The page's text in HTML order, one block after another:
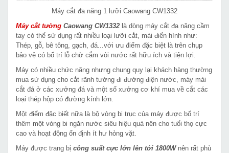
Máy cắt đa năng 1 lưỡi Caowang CW1332
Máy cắt tường Caowang CW1332 là dòng máy cắt đa năng cầm
tay có thể sử dụng rất nhiều loại lưỡi cắt, mài điển hình như:
Thép, gỗ, bê tông, gạch, đá...với ưu điểm đặc biệt là trên chụp
bảo vệ có bố trí lỗ chờ cắm vòi nước rất hữu ích và tiện lợi.
Máy có nhiều chức năng nhưng chung quy lại khách hàng thường
mua sử dụng cho cắt rãnh tường đi đường điện nước, máy mài
cắt đá ở các xưởng đá và một số xưởng cơ khí mua về cắt các
loại thép hộp có đường kính lớn.
Một điểm đặc biết nữa là bộ vòng bi trục của máy được bố trí
thêm một vòng bi ngăn nước siêu hiệu quả nên cho tuổi thọ cực
cao và hoạt động ổn định ít hư hỏng vặt.
Máy được trang bị công suất cực lớn lên tới 1800Wnên rất phù